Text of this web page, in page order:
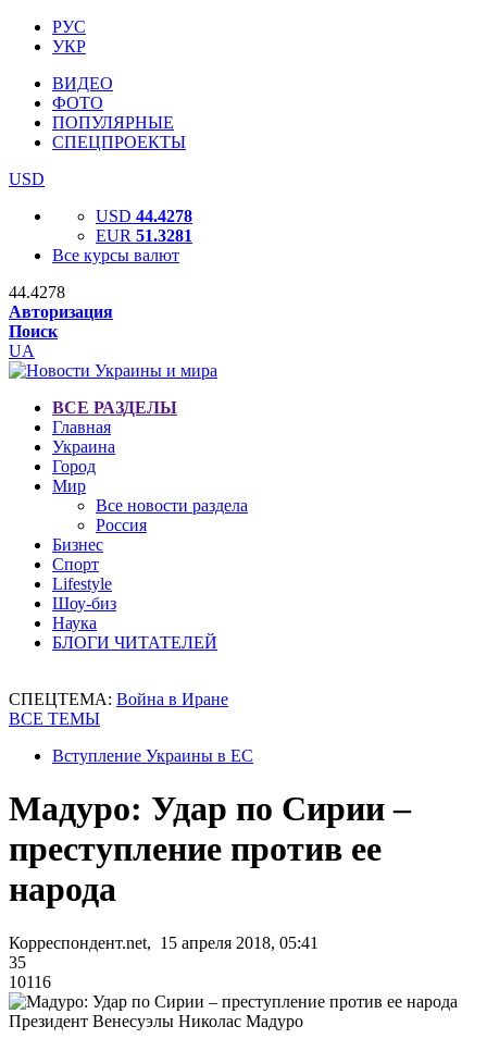
РУС
УКР
ВИДЕО
ФОТО
ПОПУЛЯРНЫЕ
СПЕЦПРОЕКТЫ
USD
USD 44.4278
EUR 51.3281
Все курсы валют
44.4278
Авторизация
Поиск
UA
ВСЕ РАЗДЕЛЫ
Главная
Украина
Город
Мир
Все новости раздела
Россия
Бизнес
Спорт
Lifestyle
Шоу-биз
Наука
БЛОГИ ЧИТАТЕЛЕЙ
СПЕЦТЕМА: Война в Иране
ВСЕ ТЕМЫ
Вступление Украины в ЕС
Мадуро: Удар по Сирии –
преступление против ее
народа
Корреспондент.net, 15 апреля 2018, 05:41
35
10116
Президент Венесуэлы Николас Мадуро